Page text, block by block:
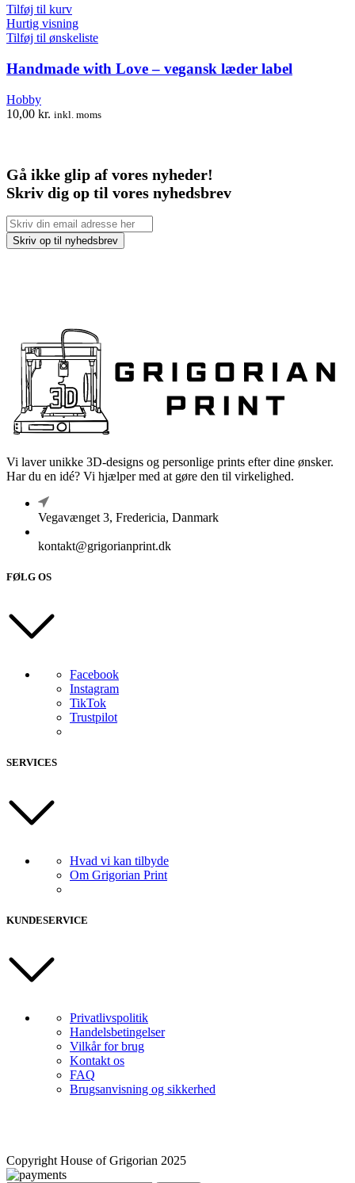
Tilføj til kurv
Hurtig visning
Tilføj til ønskeliste
Handmade with Love – vegansk læder label
Hobby
10,00 kr. inkl. moms
Gå ikke glip af vores nyheder!
Skriv dig op til vores nyhedsbrev
Vi laver unikke 3D-designs og personlige prints efter dine ønsker.
Har du en idé? Vi hjælper med at gøre den til virkelighed.
Vegavænget 3, Fredericia, Danmark
kontakt@grigorianprint.dk
FØLG OS
Facebook
Instagram
TikTok
Trustpilot
SERVICES
Hvad vi kan tilbyde
Om Grigorian Print
KUNDESERVICE
Privatlivspolitik
Handelsbetingelser
Vilkår for brug
Kontakt os
FAQ
Brugsanvisning og sikkerhed
Copyright House of Grigorian 2025